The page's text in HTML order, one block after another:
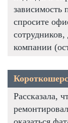
зависимость
спросите
компании
Рассказала,